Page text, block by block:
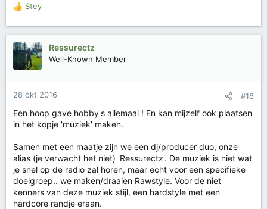
W
r
d
e
i
n
e
n
Stey
Ressurectz
Well-Known Member
28 okt 2016 #18
Een hoop gave hobby's allemaal ! En kan mijzelf ook plaatsen
in het kopje 'muziek' maken.
Samen met een maatje zijn we een dj/producer duo, onze
alias (je verwacht het niet) 'Ressurectz'. De muziek is niet wat
je snel op de radio zal horen, maar echt voor een specifieke
doelgroep.. we maken/draaien Rawstyle. Voor de niet
kenners van deze muziek stijl, een hardstyle met een
hardcore randje eraan.